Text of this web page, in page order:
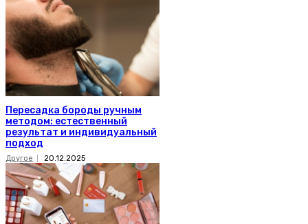
Пересадка бороды ручным
методом: естественный
результат и индивидуальный
подход
Другое 20.12.2025